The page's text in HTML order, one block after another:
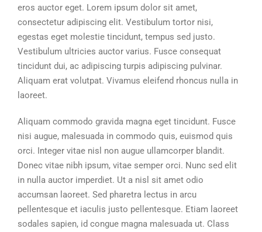
eros auctor eget. Lorem ipsum dolor sit amet,
consectetur adipiscing elit. Vestibulum tortor nisi,
egestas eget molestie tincidunt, tempus sed justo.
Vestibulum ultricies auctor varius. Fusce consequat
tincidunt dui, ac adipiscing turpis adipiscing pulvinar.
Aliquam erat volutpat. Vivamus eleifend rhoncus nulla in
laoreet.
Aliquam commodo gravida magna eget tincidunt. Fusce
nisi augue, malesuada in commodo quis, euismod quis
orci. Integer vitae nisl non augue ullamcorper blandit.
Donec vitae nibh ipsum, vitae semper orci. Nunc sed elit
in nulla auctor imperdiet. Ut a nisl sit amet odio
accumsan laoreet. Sed pharetra lectus in arcu
pellentesque et iaculis justo pellentesque. Etiam laoreet
sodales sapien, id congue magna malesuada ut. Class